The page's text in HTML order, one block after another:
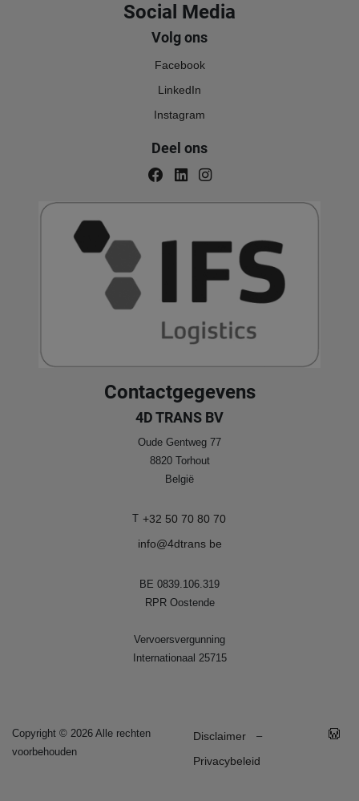
Social Media
Volg ons
Facebook
LinkedIn
Instagram
Deel ons
Contactgegevens
4D TRANS BV
Oude Gentweg 77
8820 Torhout
België
T +32 50 70 80 70
info@4dtrans be
BE 0839.106.319
RPR Oostende
Vervoersvergunning
Internationaal 25715
Copyright © 2026 Alle rechten
voorbehouden
Disclaimer –
Privacybeleid